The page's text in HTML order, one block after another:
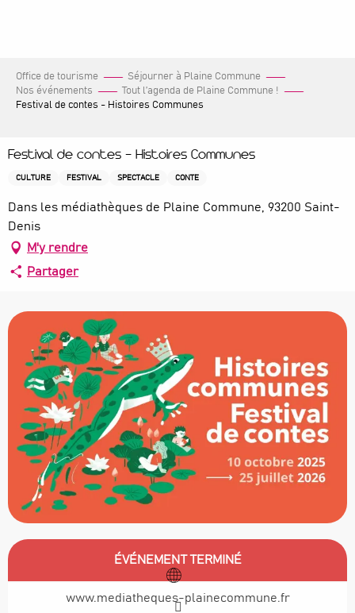
Office de tourisme
Séjourner à Plaine Commune
Nos événements
Tout l’agenda de Plaine Commune !
Festival de contes - Histoires Communes
Festival de contes - Histoires Communes
CULTURE FESTIVAL SPECTACLE CONTE
Dans les médiathèques de Plaine Commune, 93200 Saint-
Denis
M'y rendre
Partager
Ouverture et coordonnées
ÉVÉNEMENT TERMINÉ
www.mediatheques-plainecommune.fr